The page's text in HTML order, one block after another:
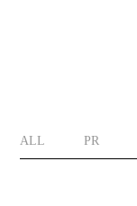
ALL PR